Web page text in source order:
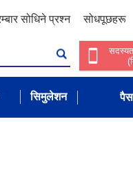
सोधिने प्रश्न सोधपूछहरू
सिमुलेशन